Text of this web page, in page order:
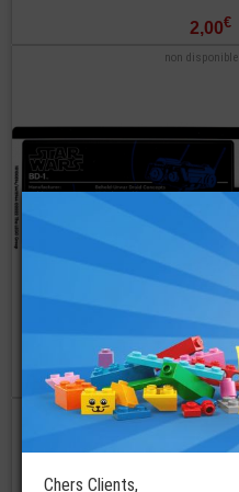
2,00€
LEGO®
Autocollant -
Stickers Set
75335 Star-Wars
7,50€
non disponible
commander
Chers Clients,